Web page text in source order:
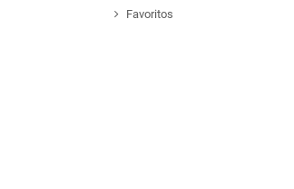
Favoritos